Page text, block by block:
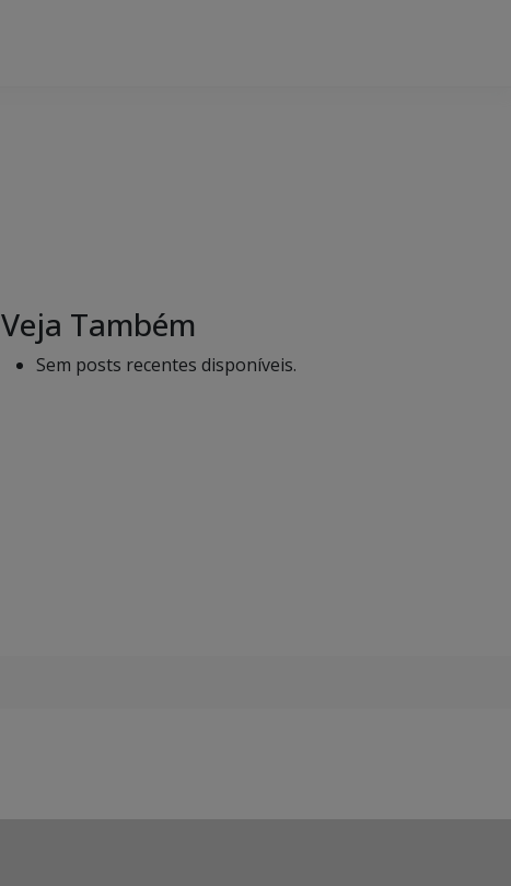
Veja Também
Sem posts recentes disponíveis.